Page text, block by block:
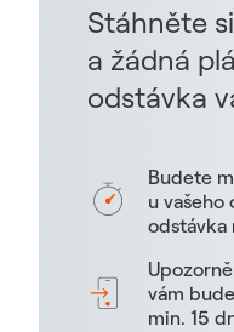
Stáhněte
a žádná
odstávka
Budete
u
odstávka
vám
min. 15